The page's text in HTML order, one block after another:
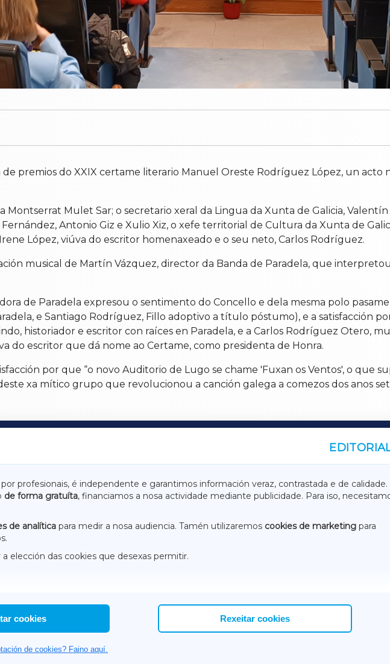
premios do XXIX certame literario Manuel Oreste Rodríguez López, un acto
Montserrat Mulet Sar; o secretario xeral da Lingua da Xunta de Galicia,
Antonio Giz e Xulio Xiz, o xefe territorial de Cultura da Xunta de
López, viúva do escritor homenaxeado e o seu neto, Carlos Rodríguez.
musical de Martín Vázquez, director da Banda de Paradela, que
de Paradela expresou o sentimento do Concello e dela mesma polo
e Santiago Rodríguez, Fillo adoptivo a título póstumo), e a satisfacción
historiador e escritor con raíces en Paradela, e a Carlos Rodríguez Otero,
do escritor que dá nome ao Certame, como presidenta de Honra.
por que “o novo Auditorio de Lugo se chame 'Fuxan os Ventos', o que
xa mítico grupo que revolucionou a canción galega a comezos dos anos
profesionais, é independente e garantimos información veraz, contrastada e de calidade.
de forma gratuíta, financiamos a nosa actividade mediante publicidade. Para iso,
de analítica para medir a nosa audiencia. Tamén utilizaremos cookies de marketing para
elección das cookies que desexas permitir.
cookies Rexeitar cookies
de cookies? Faino aquí.
LUGOXA TERRACHAXA
RIBEIRASACRAXA ACORUÑAXA
HEMEROTECA